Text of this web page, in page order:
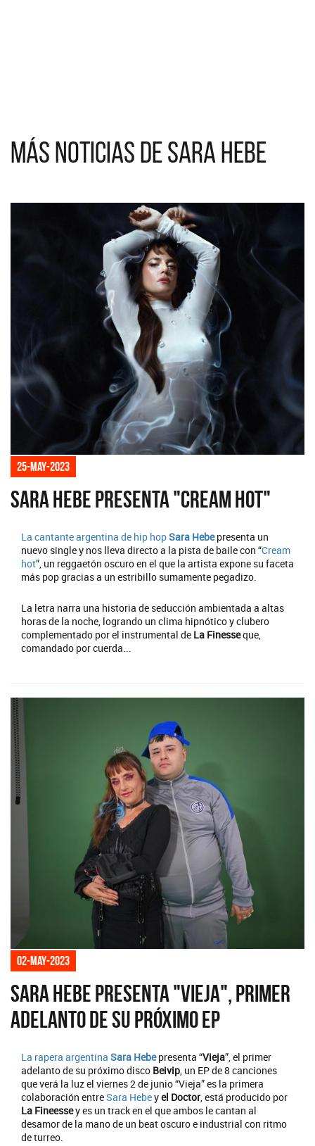
Más noticias de Sara Hebe
25-may-2023
Sara Hebe presenta "Cream hot"
La cantante argentina de hip hopSara Hebepresenta un
nuevo single y nos lleva directo a la pista de baile con “Cream
hot”, un reggaetón oscuro en el que la artista expone su faceta
más pop gracias a un estribillo sumamente pegadizo.
La letra narra una historia de seducción ambientada a altas
horas de la noche, logrando un clima hipnótico y clubero
complementado por el instrumental de La Finesseque,
comandado por cuerda...
02-may-2023
Sara Hebe presenta "Vieja", primer
adelanto de su próximo EP
La rapera argentina Sara Hebe presenta “Vieja”, el primer
adelanto de su próximo disco Beivip, un EP de 8 canciones
que verá la luz el viernes 2 de junio “Vieja” es la primera
colaboración entreSara Hebeyel Doctor, está producido por
La Fineessey es un track en el que ambos le cantan al
desamor de la mano de un beat oscuro e industrial con ritmo
de turreo.